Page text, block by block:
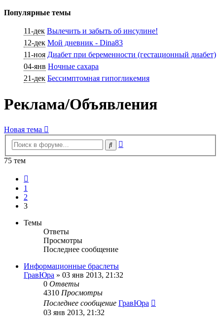
Популярные темы
11-дек Вылечить и забыть об инсулине!
12-дек Мой дневник - Dina83
11-ноя Диабет при беременности (гестационный диабет)
04-янв Ночные сахара
21-дек Бессимптомная гипогликемия
Реклама/Объявления
Новая тема
Поиск
75 тем
1
2
3
Темы
Ответы
Просмотры
Последнее сообщение
Информационные браслеты
ГравЮра » 03 янв 2013, 21:32
0 Ответы
4310 Просмотры
Последнее сообщение ГравЮра
03 янв 2013, 21:32